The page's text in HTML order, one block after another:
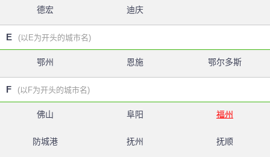
德宏 迪庆
E (以E为开头的城市名)
鄂州 恩施 鄂尔多斯
F (以F为开头的城市名)
佛山 阜阳 福州
防城港 抚州 抚顺